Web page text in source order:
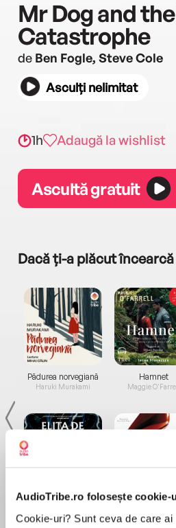
AudioTribe.ro folosește cookie-
Cookie-uri? Sunt ceva de care
Mr Dog and
Catastrophe
de Ben Fogle, Steve Cole
Asculți nelimitat
1h Adaugă la wishlist
Ascultă gratuit
Dacă ți-a plăcut
Pădurea norvegiană
Haruki Murakami
Elita de Argint (Elita
de...
Dani Francis
Hamnet
Maggie O'Farrell
Diavolul se
Lauren